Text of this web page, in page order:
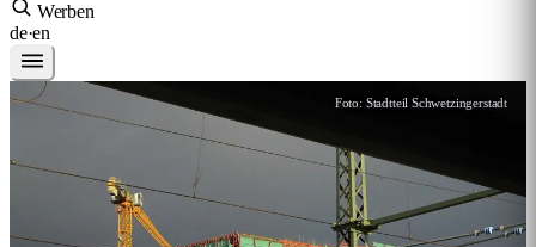
Werben
de·en
Foto: Stadtteil Schwetzingerstadt